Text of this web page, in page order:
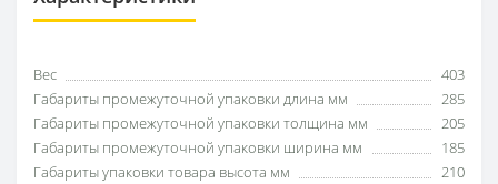
Вес
403
Габариты промежуточной упаковки длина мм
285
Габариты промежуточной упаковки толщина мм
205
Габариты промежуточной упаковки ширина мм
185
Габариты упаковки товара высота мм
210